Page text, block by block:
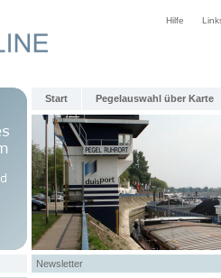
Hilfe
Start Pegelauswahl über Karte
Newsletter